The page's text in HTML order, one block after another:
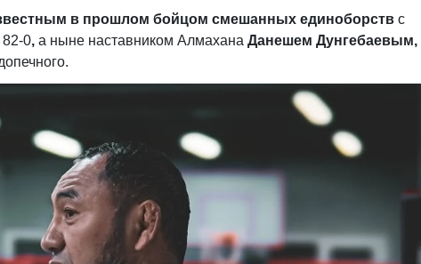
в прошлом бойцом смешанных единоборств с
0, а ныне наставником Алмахана Данешем Дунгебаевым,